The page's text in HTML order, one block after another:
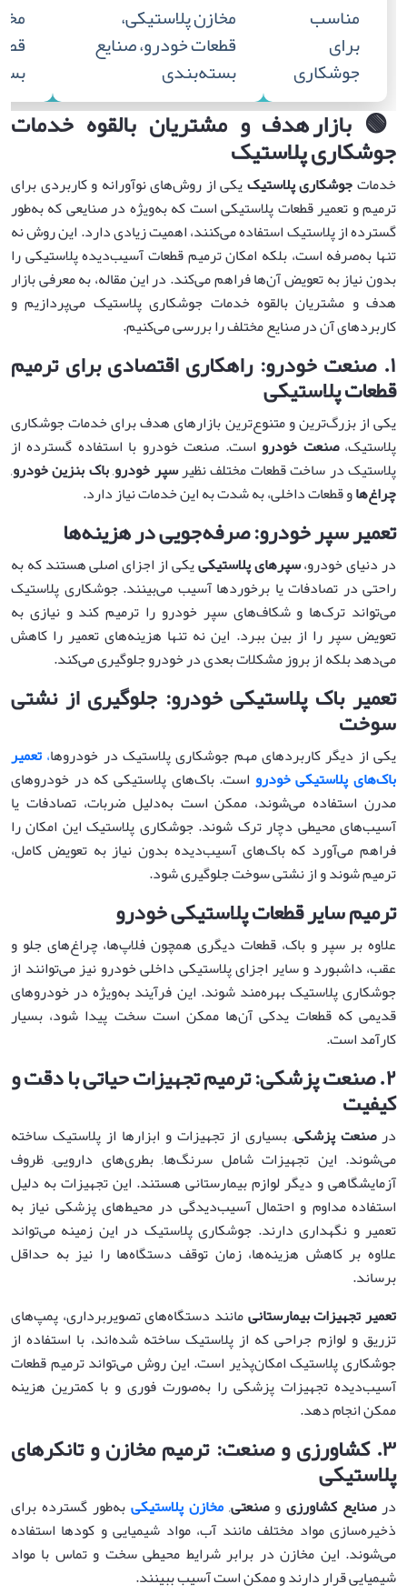
مناسب
برای
جوشکاری
مخازن پلاستیکی،
قطعات خودرو، صنایع
بسته‌بندی
🟢بازار هدف و مشتریان بالقوه خدمات
جوشکاری پلاستیک
خدماتجوشکاری پلاستیکیکی از روش‌های نوآورانه و کاربردی برای
ترمیم و تعمیر قطعات پلاستیکی است که به‌ویژه در صنایعی که به‌طور
گسترده از پلاستیک استفاده می‌کنند، اهمیت زیادی دارد. این روش نه
تنها به‌صرفه است، بلکه امکان ترمیم قطعات آسیب‌دیده پلاستیکی را
بدون نیاز به تعویض آن‌ها فراهم می‌کند. در این مقاله، به معرفی بازار
هدف و مشتریان بالقوه خدمات جوشکاری پلاستیک می‌پردازیم و
کاربردهای آن در صنایع مختلف را بررسی می‌کنیم.
۱.صنعت خودرو: راهکاری اقتصادی برای ترمیم
قطعات پلاستیکی
یکی از بزرگ‌ترین و متنوع‌ترین بازارهای هدف برای خدمات جوشکاری
پلاستیک،صنعت خودرواست. صنعت خودرو با استفاده گسترده از
پلاستیک در ساخت قطعات مختلف نظیرسپر خودرو,باکبنزین خودرو,
چراغ‌هاو قطعات داخلی، به شدت به این خدمات نیاز دارد.
تعمیر سپر خودرو: صرفه‌جویی در هزینه‌ها
در دنیای خودرو،سپرهای پلاستیکییکی از اجزای اصلی هستند که به
راحتی در تصادفات یا برخوردها آسیب می‌بینند. جوشکاری پلاستیک
می‌تواند ترک‌ها و شکاف‌های سپر خودرو را ترمیم کند و نیازی به
تعویض سپر را از بین ببرد. این نه تنها هزینه‌های تعمیر را کاهش
می‌دهد بلکه از بروز مشکلات بعدی در خودرو جلوگیری می‌کند.
تعمیر باک پلاستیکی خودرو: جلوگیری از نشتی
سوخت
یکی از دیگر کاربردهای مهم جوشکاری پلاستیک در خودروها،تعمیر
باک‌های پلاستیکی خودرو است. باک‌های پلاستیکی که در خودروهای
مدرن استفاده می‌شوند، ممکن است به‌دلیل ضربات، تصادفات یا
آسیب‌های محیطی دچار ترک شوند. جوشکاری پلاستیک این امکان را
فراهم می‌آورد که باک‌های آسیب‌دیده بدون نیاز به تعویض کامل،
ترمیم شوند و از نشتی سوخت جلوگیری شود.
ترمیم سایر قطعات پلاستیکی خودرو
علاوه بر سپر و باک، قطعات دیگری همچون فلاپ‌ها، چراغ‌های جلو و
عقب، داشبورد و سایر اجزای پلاستیکی داخلی خودرو نیز می‌توانند از
جوشکاری پلاستیک بهره‌مند شوند. این فرآیند به‌ویژه در خودروهای
قدیمی که قطعات یدکی آن‌ها ممکن است سخت پیدا شود، بسیار
کارآمد است.
۲.صنعت پزشکی: ترمیم تجهیزات حیاتی با دقت و
کیفیت
درصنعت پزشکی, بسیاری از تجهیزات و ابزارها از پلاستیک ساخته
می‌شوند. این تجهیزات شامل سرنگ‌ها, بطری‌های دارویی, ظروف
آزمایشگاهی و دیگر لوازم بیمارستانی هستند. این تجهیزات به دلیل
استفاده مداوم و احتمال آسیب‌دیدگی در محیط‌های پزشکی نیاز به
تعمیر و نگهداری دارند. جوشکاری پلاستیک در این زمینه می‌تواند
علاوه بر کاهش هزینه‌ها، زمان توقف دستگاه‌ها را نیز به حداقل
برساند.
تعمیر تجهیزات بیمارستانیمانند دستگاه‌های تصویربرداری، پمپ‌های
تزریق و لوازم جراحی که از پلاستیک ساخته شده‌اند، با استفاده از
جوشکاری پلاستیک امکان‌پذیر است. این روش می‌تواند ترمیم قطعات
آسیب‌دیده تجهیزات پزشکی را به‌صورت فوری و با کمترین هزینه
ممکن انجام دهد.
۳.کشاورزی و صنعت: ترمیم مخازن و تانکرهای
پلاستیکی
درصنایع کشاورزیوصنعتی,مخازن پلاستیکیبه‌طور گسترده برای
ذخیره‌سازی مواد مختلف مانند آب، مواد شیمیایی و کودها استفاده
می‌شوند. این مخازن در برابر شرایط محیطی سخت و تماس با مواد
شیمیایی قرار دارند و ممکن است آسیب ببینند.